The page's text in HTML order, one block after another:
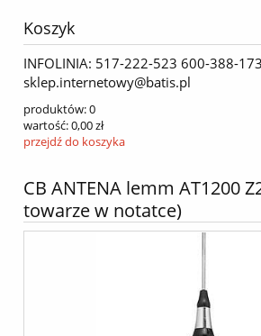
Koszyk
INFOLINIA: 517-222-523 600-388-173
sklep.internetowy@batis.pl
produktów:0
wartość:0,00 zł
przejdź do koszyka
CB ANTENA lemm AT1200
towarze w notatce)